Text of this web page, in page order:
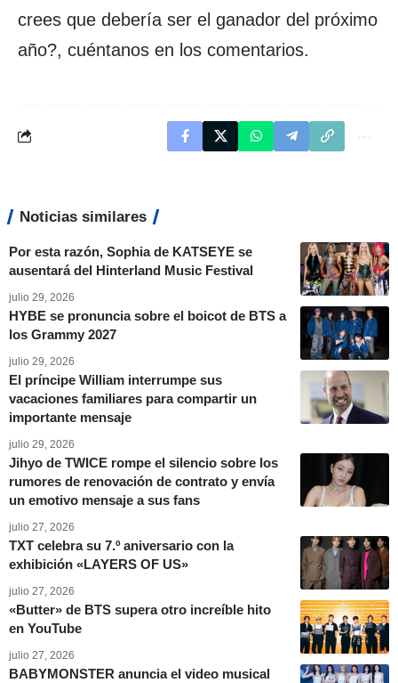
crees que debería ser el ganador del próximo
año?, cuéntanos en los comentarios.
Noticias similares
Por esta razón, Sophia de KATSEYE se
ausentará del Hinterland Music Festival
julio 29, 2026
HYBE se pronuncia sobre el boicot de BTS a
los Grammy 2027
julio 29, 2026
El príncipe William interrumpe sus
vacaciones familiares para compartir un
importante mensaje
julio 29, 2026
Jihyo de TWICE rompe el silencio sobre los
rumores de renovación de contrato y envía
un emotivo mensaje a sus fans
julio 27, 2026
TXT celebra su 7.º aniversario con la
exhibición «LAYERS OF US»
julio 27, 2026
«Butter» de BTS supera otro increíble hito
en YouTube
julio 27, 2026
BABYMONSTER anuncia el video musical